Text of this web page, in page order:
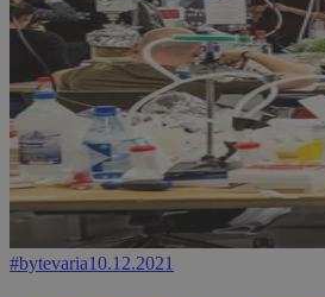
#bytevaria10.12.2021